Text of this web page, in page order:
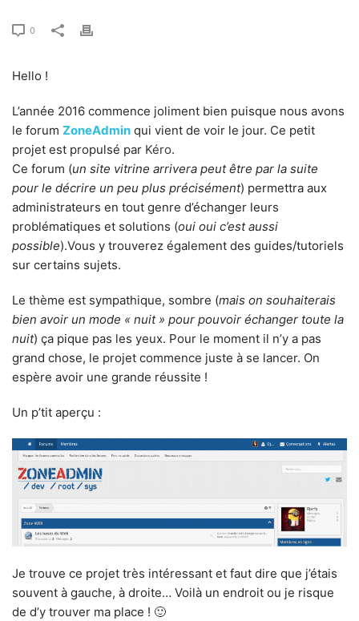
0
Hello !
L’année 2016 commence joliment bien puisque nous avons
le forum ZoneAdmin qui vient de voir le jour. Ce petit
projet est propulsé par Kéro.
Ce forum (un site vitrine arrivera peut être par la suite
pour le décrire un peu plus précisément) permettra aux
administrateurs en tout genre d’échanger leurs
problématiques et solutions (oui oui c’est aussi
possible).Vous y trouverez également des guides/tutoriels
sur certains sujets.
Le thème est sympathique, sombre (mais on souhaiterais
bien avoir un mode « nuit » pour pouvoir échanger toute la
nuit) ça pique pas les yeux. Pour le moment il n’y a pas
grand chose, le projet commence juste à se lancer. On
espère avoir une grande réussite !
Un p’tit aperçu :
Je trouve ce projet très intéressant et faut dire que j’étais
souvent à gauche, à droite… Voilà un endroit ou je risque
de d’y trouver ma place ! 🙂